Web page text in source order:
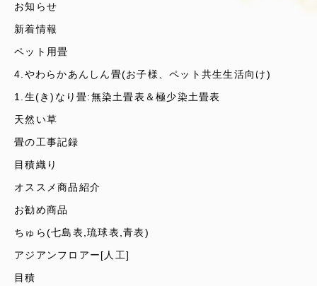
お知らせ
新着情報
ペット用畳
4.やわらかあんしん畳(お子様、ペット共生生活向け)
1.生(き)なり畳:無染土畳表＆極少染土畳表
天然い草
畳の工事記録
目積織り
オススメ商品紹介
お勧め商品
ちゅら(七島表,琉球表,青表)
アジアンフロアー[人工]
目積